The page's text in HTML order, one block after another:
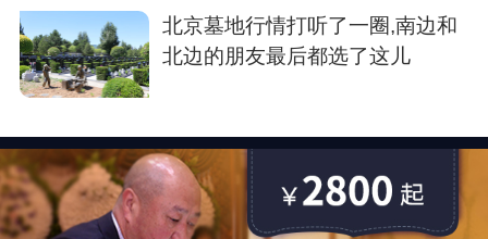
北京墓地行情打听了一圈,南边和
北边的朋友最后都选了这儿